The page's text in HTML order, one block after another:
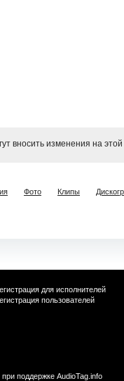
вносить изменения на
Фото Клипы
для исполнителей
пользователей
при поддержке AudioTag.info